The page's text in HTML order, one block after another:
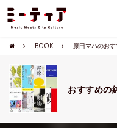
BOOK 原田マハのお
おすすめの